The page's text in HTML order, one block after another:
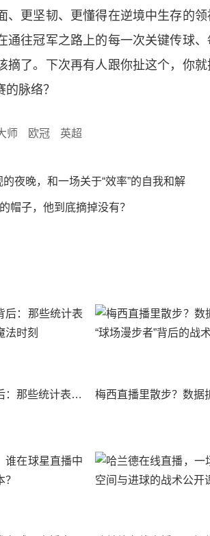
、更坚韧、更懂得在逆境中生存的
通往冠军之路上的每一次关键传球
了。下次再有人跟你扯这个，你就
脉络？
师 欧冠 英超
夜晚，和一场关于“效率”的自我和解
帽子，他到底摘掉没有？
梅西数据背后：那些统计表无法捕捉的魔法时刻